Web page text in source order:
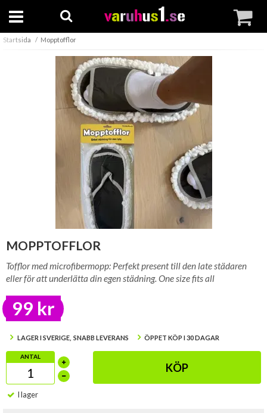
Startsida Mopptofflor
MOPPTOFFLOR
Tofflor med microfibermopp: Perfekt present till den late städaren
eller för att underlätta din egen städning. One size fits all
99 kr
LAGER I SVERIGE, SNABB LEVERANS ÖPPET KÖP I 30 DAGAR
ANTAL
KÖP
I lager